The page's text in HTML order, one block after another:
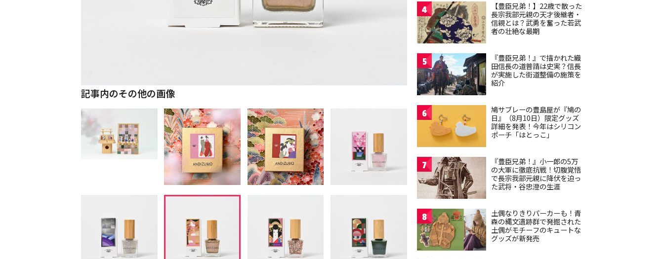
記事内のその他の画像
4
【豊臣兄弟！】22歳で散った
長宗我部元親の天才後継者・
信親とは？武勇を奮った若武
者の壮絶な最期
5
『豊臣兄弟！』で描かれた織
田信長の道普請は史実？信長
が実施した街道整備の施策を
紹介
6
鳩サブレーの豊島屋が『鳩の
日』（8月10日）限定グッズ
詳細を発表！今年はシリコン
ポーチ「はとっこ」
7
『豊臣兄弟！』小一郎の5万
の大軍に徹底抗戦！切腹覚悟
で長宗我部元親に降伏を迫っ
た武将・谷忠澄の生涯
8
土偶なりきりパーカーも！青
森の縄文遺跡群で発掘された
土偶がモチーフのキュートな
グッズが新発売